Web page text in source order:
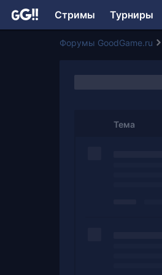
Стримы Турниры
Форумы GoodGame.ru
Тема